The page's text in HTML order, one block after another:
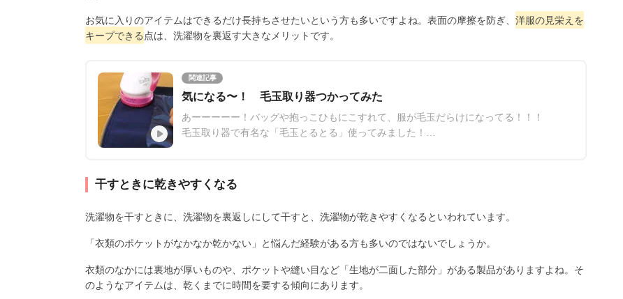
お気に入りのアイテムはできるだけ長持ちさせたいという方も多いですよね。表面の摩擦を防ぎ、 洋服の見栄えを
キープできる 点は、洗濯物を裏返す大きなメリットです。
関連記事
気になる〜！ 毛玉取り器つかってみた
あーーーーー！バッグや抱っこひもにこすれて、服が毛玉だらけになってる！！！
毛玉取り器で有名な「毛玉とるとる」使ってみました！
干すときに乾きやすくなる
洗濯物を干すときに、洗濯物を裏返しにして干すと、洗濯物が乾きやすくなるといわれています。
「衣類のポケットがなかなか乾かない」と悩んだ経験がある方も多いのではないでしょうか。
衣類のなかには裏地が厚いものや、ポケットや縫い目など「生地が二面した部分」がある製品がありますよね。そ
のようなアイテムは、乾くまでに時間を要する傾向にあります。